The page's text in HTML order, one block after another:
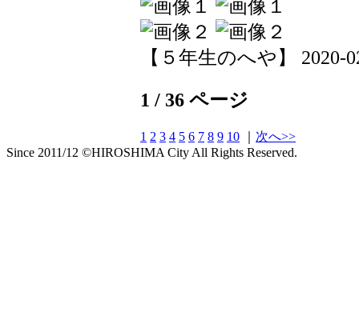
【５年生のへや】 2020-
1 / 36 ページ
1 2 3 4 5 6 7 8 9 10
次へ>>
Since 2011/12 ©HIROSHIMA City All Rights Reserved.